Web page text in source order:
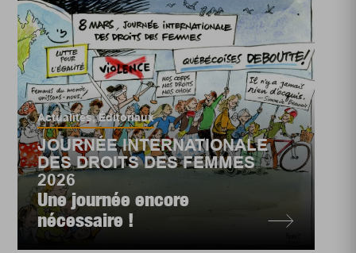
Actualités,Éditoriaux
JOURNÉE INTERNATIONALE
DES DROITS DES FEMMES
2026
Une journée encore
nécessaire !